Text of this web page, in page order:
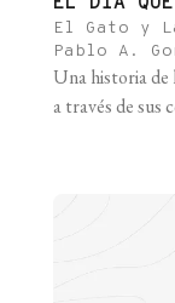
El Gato y
Pablo A.
Una historia de
a través de sus